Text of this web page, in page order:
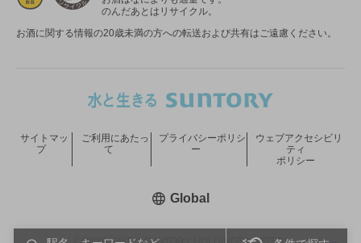
のんだあとはリサイクル。
お酒に関する情報の20歳未満の方への転送および共有はご遠慮ください。
サイトマッ
プ
ご利用にあたっ
て
プライバシーポリシ
ー
ウェブアクセシビリ
ティ
ポリシー
Global新しいウィンドウで開く